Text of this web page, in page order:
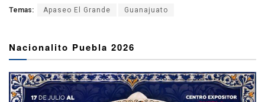
Temas: Apaseo El Grande Guanajuato
Nacionalito Puebla 2026